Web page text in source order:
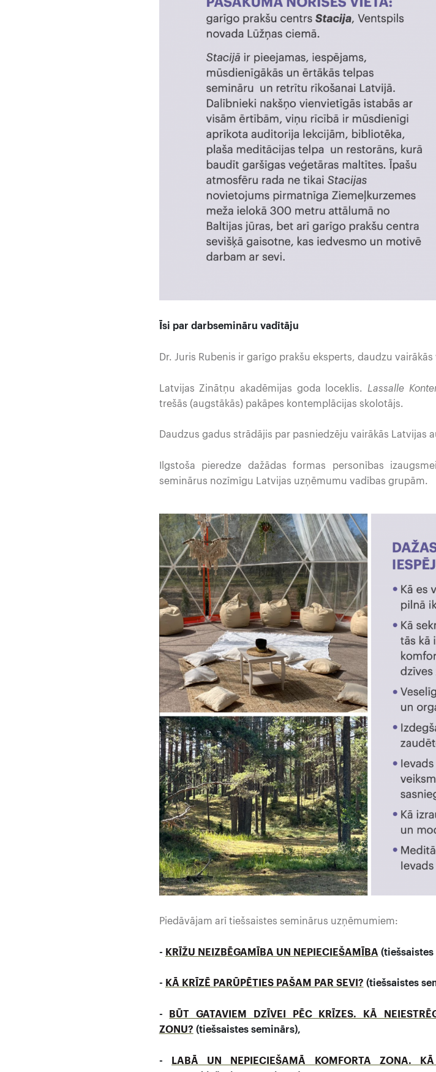
Īsi par darbsemināru vadītāju
Dr. Juris Rubenis ir garīgo prakšu eksperts, daudzu
Latvijas Zinātņu akadēmijas goda loceklis. Lassalle
trešās (augstākās) pakāpes kontemplācijas skolotājs.
Daudzus gadus strādājis par pasniedzēju vairākās Latvijas
Ilgstoša pieredze dažādas formas personības
seminārus nozīmīgu Latvijas uzņēmumu vadības grupām.
Piedāvājam arī tiešsaistes seminārus uzņēmumiem:
- KRĪŽU NEIZBĒGAMĪBA UN NEPIECIEŠAMĪBA (tiešsaistes
- KĀ KRĪZĒ PARŪPĒTIES PAŠAM PAR SEVI? (tiešsaistes
-
BŪT GATAVIEM DZĪVEI PĒC KRĪZES. KĀ
ZONU? (tiešsaistes seminārs),
-
LABĀ UN NEPIECIEŠAMĀ KOMFORTA ZONA.